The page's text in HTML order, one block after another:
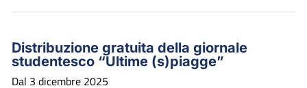
Distribuzione gratuita della giornale
studentesco “Ultime (s)piagge”
Dal 3 dicembre 2025